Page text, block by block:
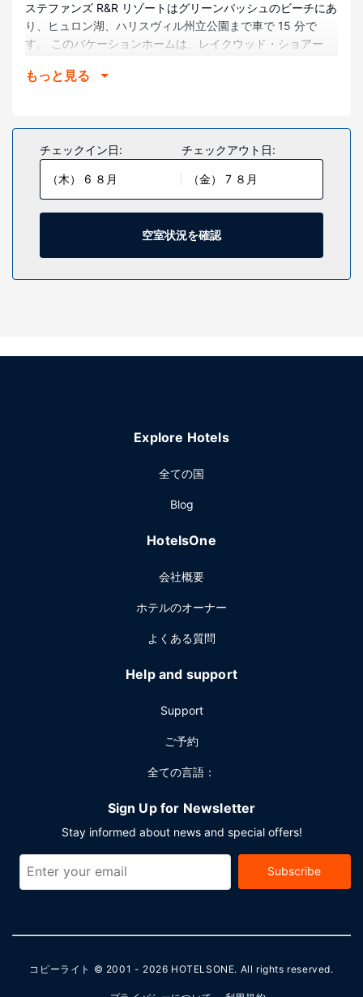
ステファンズ R&R リゾートはグリーンバッシュのビーチにあ
り、ヒュロン湖、ハリスヴィル州立公園まで車で 15 分で
す。 このバケーションホームは、レイクウッド・ショアー
レイクウッド・ショアーズ・リゾート - セラデラ・ゴルフコ
それぞれ異なる装飾のが施された、全部で 24 室ある客室に
は、冷蔵庫、薄型テレビなどが備わっており、ゆっくりおく
つろぎいただけます。WiFi (無料)をお使いいただけるほか、
ケーブルの番組をご覧いただけます。バスルームには、シャ
ワー、ヘアドライヤーがあります。電話の他に、デスクや電
子レンジもご利用いただけます。
施設
便利なWiFi (無料)、ピクニックエリア、バーベキューグリル
もっと見る
チェックイン日:
（木） 6 ８月
チェックアウト日:
（金） 7 ８月
空室状況を確認
Explore Hotels
全ての国
Blog
HotelsOne
会社概要
ホテルのオーナー
よくある質問
Help and support
Support
ご予約
全ての言語：
Sign Up for Newsletter
Stay informed about news and special offers!
Subscribe
コピーライト © 2001 - 2026 HOTELSONE. All rights reserved.